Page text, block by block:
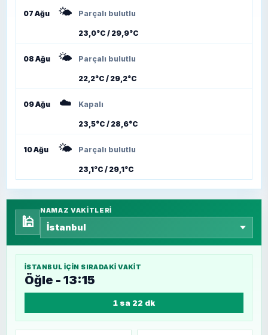
07 Ağu 🌤️ Parçalı bulutlu
23,0°C / 29,9°C
08 Ağu 🌤️ Parçalı bulutlu
22,2°C / 29,2°C
09 Ağu ☁️ Kapalı
23,5°C / 28,6°C
10 Ağu 🌤️ Parçalı bulutlu
23,1°C / 29,1°C
🕌
NAMAZ VAKITLERI
İSTANBUL IÇIN SIRADAKI VAKIT
Öğle - 13:15
1 sa 22 dk